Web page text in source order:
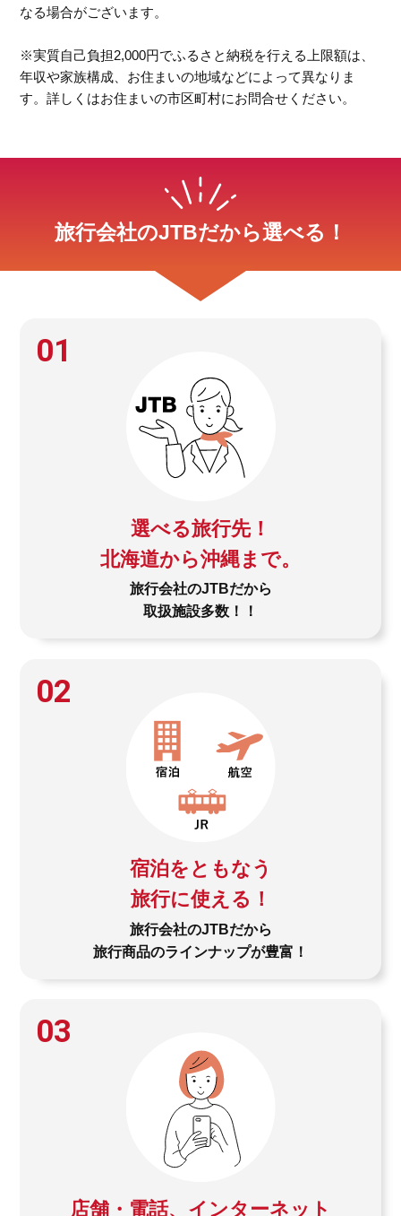
なる場合がございます。
※実質自己負担2,000円でふるさと納税を行える上限額は、
年収や家族構成、お住まいの地域などによって異なりま
す。詳しくはお住まいの市区町村にお問合せください。
旅行会社のJTBだから選べる！
01
選べる旅行先！
北海道から沖縄まで。
旅行会社のJTBだから
取扱施設多数！！
02
宿泊をともなう
旅行に使える！
旅行会社のJTBだから
旅行商品のラインナップが豊富！
03
店舗・電話、インターネット